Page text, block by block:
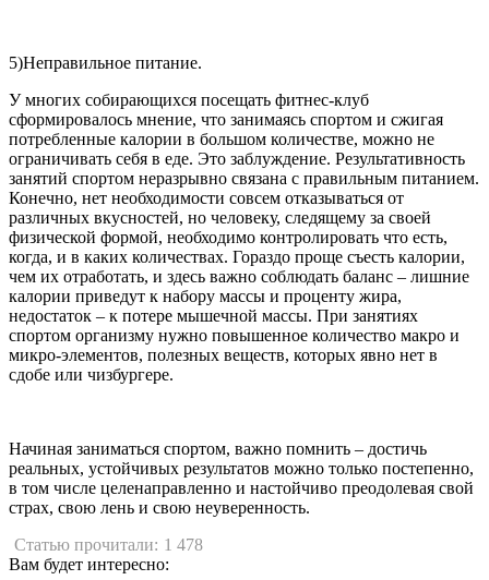
5)Неправильное питание.
У многих собирающихся посещать фитнес-клуб
сформировалось мнение, что занимаясь спортом и сжигая
потребленные калории в большом количестве, можно не
ограничивать себя в еде. Это заблуждение. Результативность
занятий спортом неразрывно связана с правильным питанием.
Конечно, нет необходимости совсем отказываться от
различных вкусностей, но человеку, следящему за своей
физической формой, необходимо контролировать что есть,
когда, и в каких количествах. Гораздо проще съесть калории,
чем их отработать, и здесь важно соблюдать баланс – лишние
калории приведут к набору массы и проценту жира,
недостаток – к потере мышечной массы. При занятиях
спортом организму нужно повышенное количество макро и
микро-элементов, полезных веществ, которых явно нет в
сдобе или чизбургере.
Начиная заниматься спортом, важно помнить – достичь
реальных, устойчивых результатов можно только постепенно,
в том числе целенаправленно и настойчиво преодолевая свой
страх, свою лень и свою неуверенность.
Статью прочитали: 1 478
Вам будет интересно: